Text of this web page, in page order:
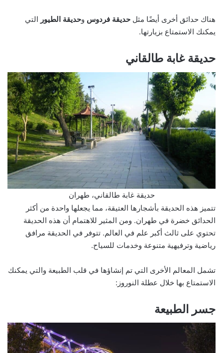
هناك حدائق أخرى أيضًا مثل حديقة فردوس وحديقة الطيور التي
يمكنك الاستمتاع بزيارتها.
حديقة غابة طالقاني
حديقة غابة طالقاني، طهران
تتميز هذه الحديقة بأشجارها العتيقة، مما يجعلها واحدة من أكثر
الحدائق خضرة في طهران. ومن المثير للاهتمام أن هذه الحديقة
تحتوي على ثالث أكبر علم في العالم. تتوفر في الحديقة مرافق
رياضية وترفيهية متنوعة وخدمات للسياح.
تشمل المعالم الأخرى التي تم إنشاؤها في قلب الطبيعة والتي يمكنك
الاستمتاع بها خلال عطلة النوروز:
جسر الطبيعة